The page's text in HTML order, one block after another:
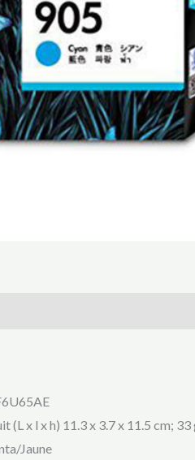
(L x l x h) ‎11.3 x 3.7 x 11.5 cm; 33
Jaune